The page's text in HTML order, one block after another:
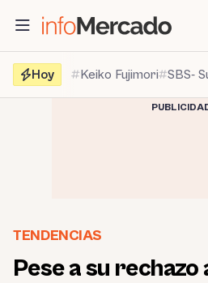
contenido
Hoy
Keiko Fujimori SBS-
TENDENCIAS
Pese a su